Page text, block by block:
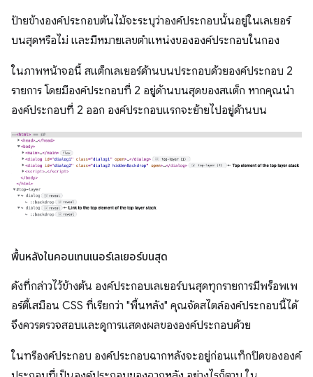
ป้ายข้างองค์ประกอบต้นไม้จะระบุว่าองค์ประกอบนั้นอยู่ในเลเยอร์
บนสุดหรือไม่ และมีหมายเลขตำแหน่งขององค์ประกอบในกอง
ในภาพหน้าจอนี้ สแต็กเลเยอร์ด้านบนประกอบด้วยองค์ประกอบ 2
รายการ โดยมีองค์ประกอบที่ 2 อยู่ด้านบนสุดของสแต็ก หากคุณนำ
องค์ประกอบที่ 2 ออก องค์ประกอบแรกจะย้ายไปอยู่ด้านบน
พื้นหลังในคอนเทนเนอร์เลเยอร์บนสุด
ดังที่กล่าวไว้ข้างต้น องค์ประกอบเลเยอร์บนสุดทุกรายการมีพร็อพเพ
อร์ตี้เสมือน CSS ที่เรียกว่า "พื้นหลัง" คุณจัดสไตล์องค์ประกอบนี้ได้
จึงควรตรวจสอบและดูการแสดงผลขององค์ประกอบด้วย
ในทรีองค์ประกอบ องค์ประกอบฉากหลังจะอยู่ก่อนแท็กปิดขององค์